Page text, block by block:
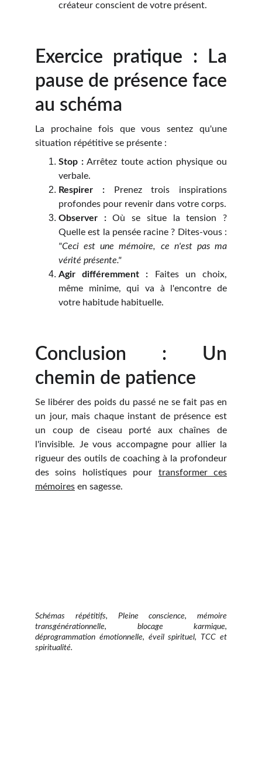
créateur conscient de votre présent.
Exercice pratique : La
pause de présence face
au schéma
La prochaine fois que vous sentez qu'une
situation répétitive se présente :
Stop : Arrêtez toute action physique ou
verbale.
Respirer :Prenez trois inspirations
profondes pour revenir dans votre corps.
Observer :Où se situe la tension ?
Quelle est la pensée racine ? Dites-vous :
"Ceci est une mémoire, ce n'est pas ma
vérité présente."
Agir différemment : Faites un choix,
même minime, qui va à l'encontre de
votre habitude habituelle.
Conclusion : Un
chemin de patience
Se libérer des poids du passé ne se fait pas en
un jour, mais chaque instant de présence est
un coup de ciseau porté aux chaînes de
l'invisible. Je vous accompagne pour allier la
rigueur des outils de coaching à la profondeur
des soins holistiques pour transformer ces
mémoires en sagesse.
Schémas répétitifs, Pleine conscience, mémoire
transgénérationnelle, blocage karmique,
déprogrammation émotionnelle, éveil spirituel, TCC et
spiritualité.